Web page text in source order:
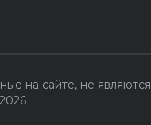
на сайте, не
2026